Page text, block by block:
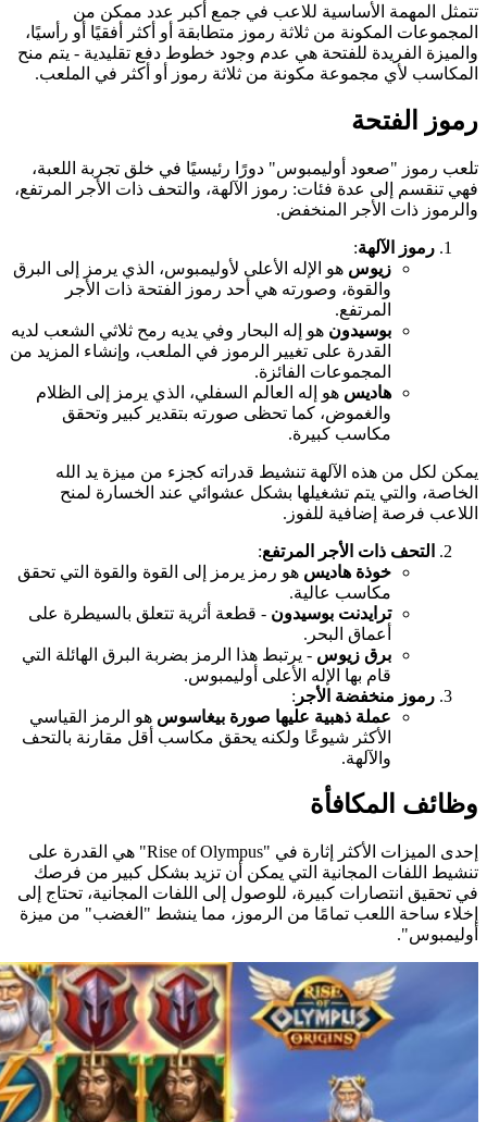
تتمثل المهمة الأساسية للاعب في جمع أكبر عدد ممكن من
المجموعات المكونة من ثلاثة رموز متطابقة أو أكثر أفقيًا أو رأسيًا،
والميزة الفريدة للفتحة هي عدم وجود خطوط دفع تقليدية - يتم منح
المكاسب لأي مجموعة مكونة من ثلاثة رموز أو أكثر في الملعب.
رموز الفتحة
تلعب رموز "صعود أوليمبوس" دورًا رئيسيًا في خلق تجربة اللعبة،
فهي تنقسم إلى عدة فئات: رموز الآلهة، والتحف ذات الأجر المرتفع،
والرموز ذات الأجر المنخفض.
رموز الآلهة:
زيوس هو الإله الأعلى لأوليمبوس، الذي يرمز إلى البرق
والقوة، وصورته هي أحد رموز الفتحة ذات الأجر
المرتفع.
بوسيدون هو إله البحار وفي يديه رمح ثلاثي الشعب لديه
القدرة على تغيير الرموز في الملعب، وإنشاء المزيد من
المجموعات الفائزة.
هاديس هو إله العالم السفلي، الذي يرمز إلى الظلام
والغموض، كما تحظى صورته بتقدير كبير وتحقق
مكاسب كبيرة.
يمكن لكل من هذه الآلهة تنشيط قدراته كجزء من ميزة يد الله
الخاصة، والتي يتم تشغيلها بشكل عشوائي عند الخسارة لمنح
اللاعب فرصة إضافية للفوز.
التحف ذات الأجر المرتفع:
خوذة هاديس هو رمز يرمز إلى القوة والقوة التي تحقق
مكاسب عالية.
ترايدنت بوسيدون - قطعة أثرية تتعلق بالسيطرة على
أعماق البحر.
برق زيوس - يرتبط هذا الرمز بضربة البرق الهائلة التي
قام بها الإله الأعلى أوليمبوس.
رموز منخفضة الأجر :
عملة ذهبية عليها صورة بيغاسوس هو الرمز القياسي
الأكثر شيوعًا ولكنه يحقق مكاسب أقل مقارنة بالتحف
والآلهة.
وظائف المكافأة
إحدى الميزات الأكثر إثارة في "Rise of Olympus" هي القدرة على
تنشيط اللفات المجانية التي يمكن أن تزيد بشكل كبير من فرصك
في تحقيق انتصارات كبيرة، للوصول إلى اللفات المجانية، تحتاج إلى
إخلاء ساحة اللعب تمامًا من الرموز، مما ينشط "الغضب" من ميزة
أوليمبوس".